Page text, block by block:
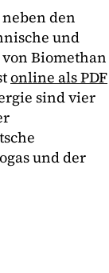
den
und
Biomethan
online als PDF
sind vier
und der